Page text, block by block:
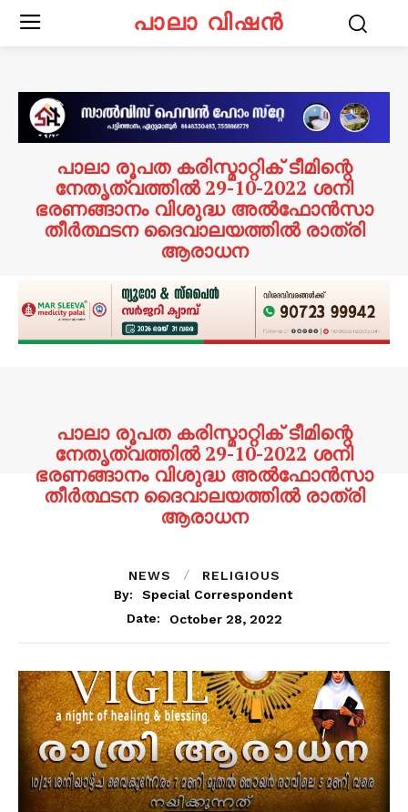
പാലാ വിഷൻ
പാലാ രൂപത കരിസ്മാറ്റിക് ടീമിന്റെ
നേതൃത്വത്തിൽ 29-10-2022 ശനി
ഭരണങ്ങാനം വിശുദ്ധ അൽഫോൻസാ
തീർത്ഥടന ദൈവാലയത്തിൽ രാത്രി
ആരാധന
പാലാ രൂപത കരിസ്മാറ്റിക് ടീമിന്റെ
നേതൃത്വത്തിൽ 29-10-2022 ശനി
ഭരണങ്ങാനം വിശുദ്ധ അൽഫോൻസാ
തീർത്ഥടന ദൈവാലയത്തിൽ രാത്രി
ആരാധന
NEWS
RELIGIOUS
By:
Special Correspondent
Date:
October 28, 2022